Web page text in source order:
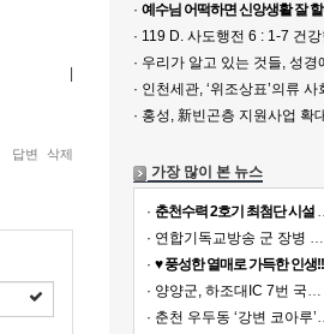
답변 삭제
· 예수님 어떡하면 신앙생활 잘 할수
· 119 D. 사도행전 6 : 1-7 건강한 교회, 전파되는 복음
· 우리가 알고 있는 것들, 성경에는
· 인천세관, ‘위조상표’의류 사회복지시설
· 홍성, 新빈곤층 지원사업 확
가장 많이 본 뉴스
· 춘천수력 2호기 최첨단 시설 교체, 연간 11여 억원 수익 추가 확보
· 연합기독교방송 군 장병 위문!!!
· ♥ 풍성한 열매로 가득한 인생
· 양양군, 하조대IC 7번 국도∼양양공항 도로개설
· 춘천 우두동 ‘강변 코아루’ 파격가 분양